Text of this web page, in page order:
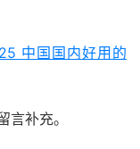
中国国内好用的
补充。